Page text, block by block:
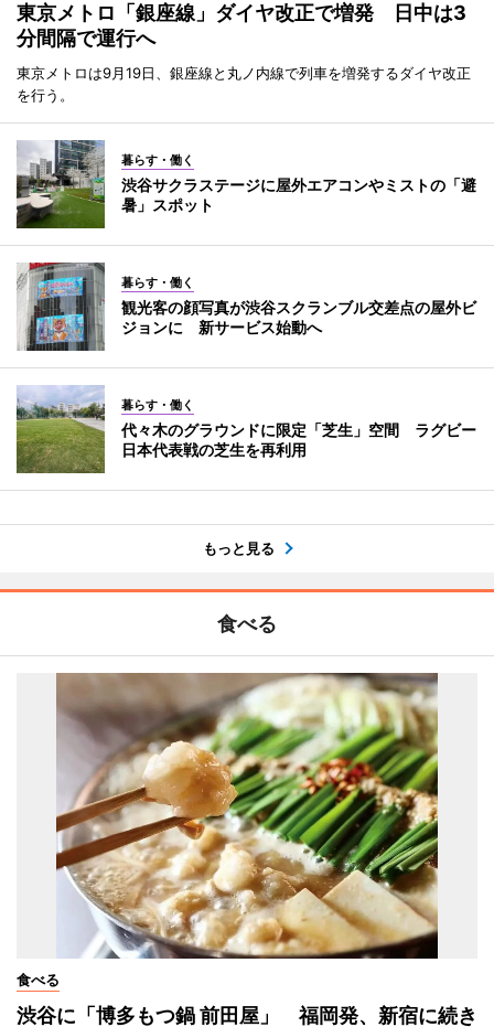
東京メトロ「銀座線」ダイヤ改正で増発 日中は3
分間隔で運行へ
東京メトロは9月19日、銀座線と丸ノ内線で列車を増発するダイヤ改正
を行う。
暮らす・働く
渋谷サクラステージに屋外エアコンやミストの「避
暑」スポット
暮らす・働く
観光客の顔写真が渋谷スクランブル交差点の屋外ビ
ジョンに 新サービス始動へ
暮らす・働く
代々木のグラウンドに限定「芝生」空間 ラグビー
日本代表戦の芝生を再利用
もっと見る
食べる
食べる
渋谷に「博多もつ鍋 前田屋」 福岡発、新宿に続き